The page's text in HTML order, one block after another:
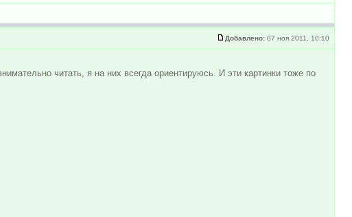
Добавлено: 07 ноя 2011, 10:10
читать, я на них всегда ориентируюсь. И эти картинки тоже по